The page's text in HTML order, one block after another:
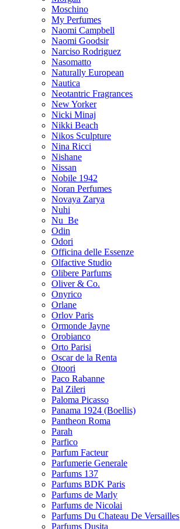
Moschino
My Perfumes
Naomi Campbell
Naomi Goodsir
Narciso Rodriguez
Nasomatto
Naturally European
Nautica
Neotantric Fragrances
New Yorker
Nicki Minaj
Nikki Beach
Nikos Sculpture
Nina Ricci
Nishane
Nissan
Nobile 1942
Noran Perfumes
Novaya Zarya
Nuhi
Nu_Be
Odin
Odori
Officina delle Essenze
Olfactive Studio
Olibere Parfums
Oliver & Co.
Onyrico
Orlane
Orlov Paris
Ormonde Jayne
Orobianco
Orto Parisi
Oscar de la Renta
Otoori
Paco Rabanne
Pal Zileri
Paloma Picasso
Panama 1924 (Boellis)
Pantheon Roma
Parah
Parfico
Parfum Facteur
Parfumerie Generale
Parfums 137
Parfums BDK Paris
Parfums de Marly
Parfums de Nicolai
Parfums Du Chateau De Versailles
Parfums Dusita